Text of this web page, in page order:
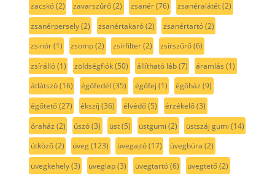
zacskó(2) zavarszűrő(2) zsanér(76) zsanéralátét(2)
zsanérpersely(2) zsanértakaró(2) zsanértartó(2)
zsinór(1) zsomp(2) zsírfilter(2) zsírszűrő(6)
zsírálló(1) zöldségfiók(50) állítható láb(7) áramlás (1)
átlátszó(16) égőfedél (35) égőfej (1) égőház (9)
égőtető(27) ékszíj (36) élvédő(5) érzékelő(3)
óraház (2) úszó(3) üst(5) üstgumi (2) üstszáj gumi (14)
ütköző(2) üveg(123) üvegajtó(17) üvegbúra (2)
üvegkehely(3) üveglap(3) üvegtartó(6) üvegtető(2)